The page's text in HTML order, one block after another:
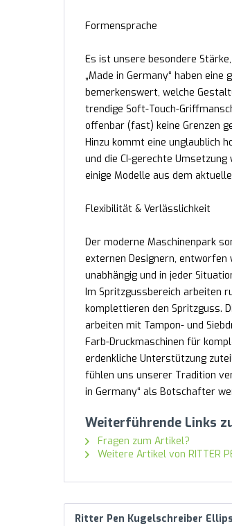
Formensprache
Es ist unsere besondere
„Made in Germany“ haben
bemerkenswert, welche
trendige Soft-Touch-
offenbar (fast) keine Grenzen
Hinzu kommt eine unglaublich
und die CI-gerechte Umsetzung
einige Modelle aus dem
Flexibilität & Verlässlichkeit
Der moderne Maschinenpark
externen Designern, entworfen
unabhängig und in jeder
Im Spritzgussbereich arbeiten
komplettieren den Spritzguss.
arbeiten mit Tampon- und
Farb-Druckmaschinen für
erdenkliche Unterstützung
fühlen uns unserer Tradition
in Germany“ als Botschafter
Weiterführende Links
Fragen zum Artikel?
Weitere Artikel von RITTER
Ritter Pen Kugelschreiber